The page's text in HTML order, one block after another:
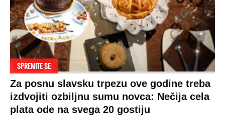
SPREMITE SE
Za posnu slavsku trpezu ove godine treba
izdvojiti ozbiljnu sumu novca: Nečija cela
plata ode na svega 20 gostiju